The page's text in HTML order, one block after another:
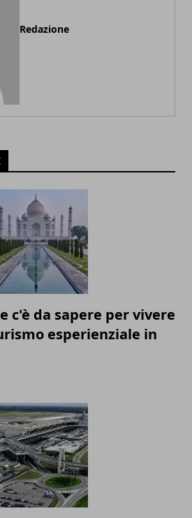
Redazione
c'è da sapere per vivere
esperienziale in